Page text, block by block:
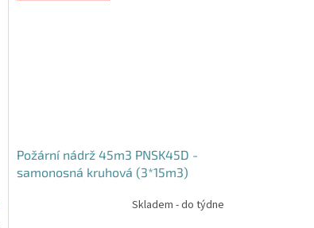
Požární nádrž 45m3 PNSK45D -
samonosná kruhová (3*15m3)
Skladem - do týdne